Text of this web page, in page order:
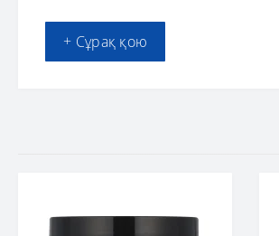
+ Сұрақ қою